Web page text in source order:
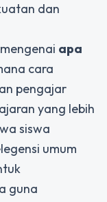
dan
apa
cara
pengajar
yang lebih
siswa
umum
guna